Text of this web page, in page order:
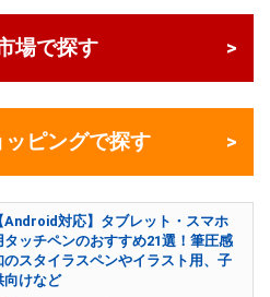
場で探す
ピングで探す
Android対応】タブレット・スマホ
タッチペンのおすすめ21選！筆圧感
のスタイラスペンやイラスト用、子
向けなど